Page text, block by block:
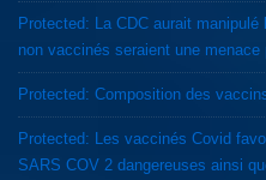
Protected: La CDC aurait
non vaccinés seraient une menace
Protected: Composition des
Protected: Les vaccinés Covid favoriseraient l’évolution des mutations
SARS COV 2 dangereuses ainsi